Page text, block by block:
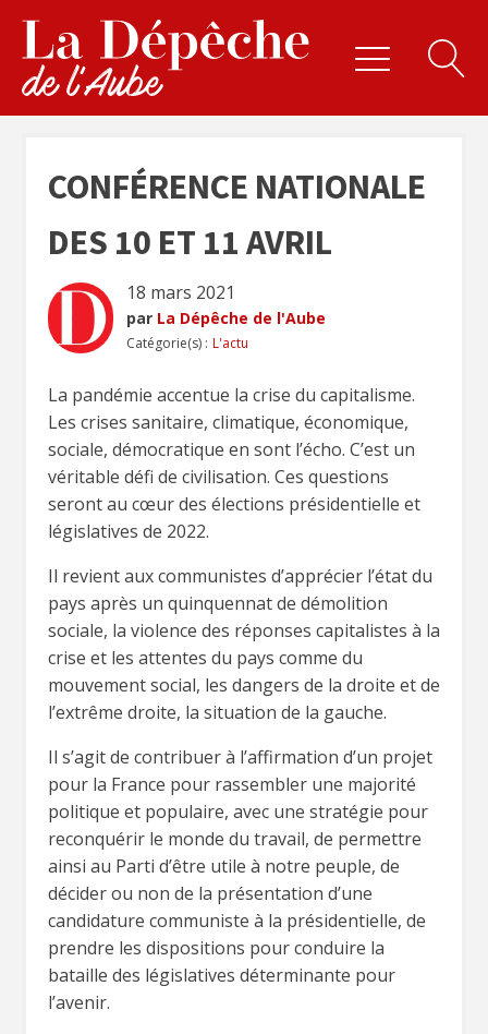
CONFÉRENCE NATIONALE
DES 10 ET 11 AVRIL
18 mars 2021
par La Dépêche de l'Aube
Catégorie(s) : L'actu
La pandémie accentue la crise du capitalisme.
Les crises sanitaire, climatique, économique,
sociale, démocratique en sont l’écho. C’est un
véritable défi de civilisation. Ces questions
seront au cœur des élections présidentielle et
législatives de 2022.
Il revient aux communistes d’apprécier l’état du
pays après un quinquennat de démolition
sociale, la violence des réponses capitalistes à la
crise et les attentes du pays comme du
mouvement social, les dangers de la droite et de
l’extrême droite, la situation de la gauche.
Il s’agit de contribuer à l’affirmation d’un projet
pour la France pour rassembler une majorité
politique et populaire, avec une stratégie pour
reconquérir le monde du travail, de permettre
ainsi au Parti d’être utile à notre peuple, de
décider ou non de la présentation d’une
candidature communiste à la présidentielle, de
prendre les dispositions pour conduire la
bataille des législatives déterminante pour
l’avenir.